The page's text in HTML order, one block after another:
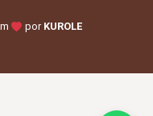
por KUROLE